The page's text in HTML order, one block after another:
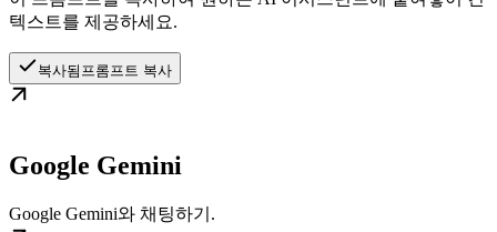
텍스트를 제공하세요.
복사됨 프롬프트 복사
Google Gemini
Google Gemini와 채팅하기.